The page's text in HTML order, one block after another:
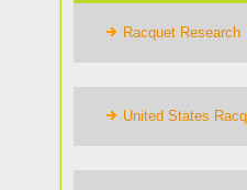
Racquet Research
United States